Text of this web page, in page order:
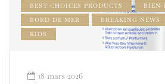
BEST CHOICES PRODUCTS
BIEN-
BORD DE MER
BREAKING NEWS
KIDS
18 mars 2026